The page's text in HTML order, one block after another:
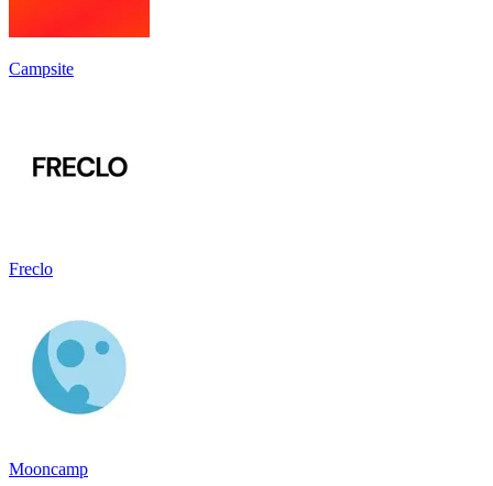
Campsite
Freclo
Mooncamp